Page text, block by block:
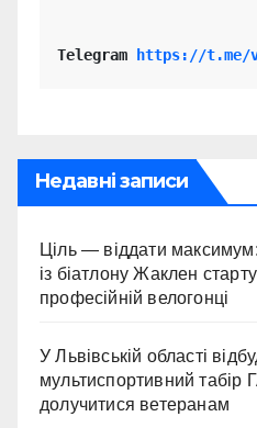
Telegram https://t.me/
Недавні записи
Ціль — віддати
із біатлону Жаклен
професійній велогонці
У Львівській області
мультиспортивний табір
долучитися ветеранам